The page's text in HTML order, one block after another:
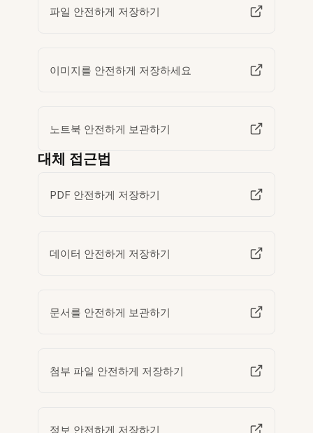
파일 안전하게 저장하기
이미지를 안전하게 저장하세요
노트북 안전하게 보관하기
대체 접근법
PDF 안전하게 저장하기
데이터 안전하게 저장하기
문서를 안전하게 보관하기
첨부 파일 안전하게 저장하기
정보 안전하게 저장하기